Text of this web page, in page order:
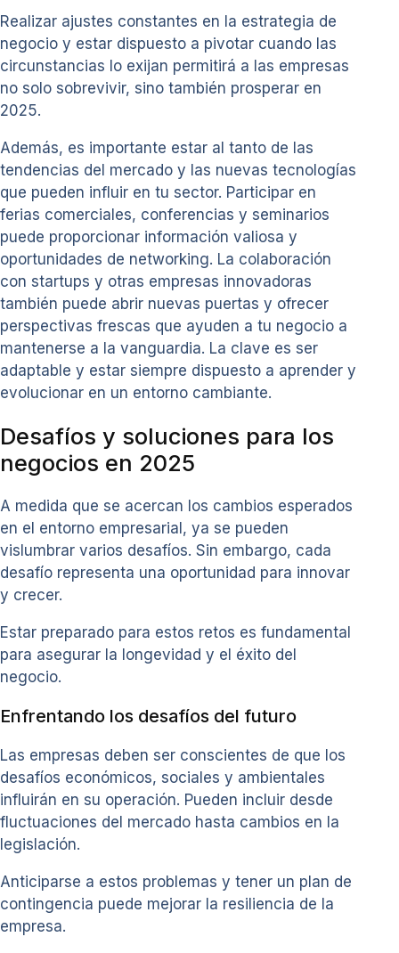
Realizar ajustes constantes en la estrategia de
negocio y estar dispuesto a pivotar cuando las
circunstancias lo exijan permitirá a las empresas
no solo sobrevivir, sino también prosperar en
2025.
Además, es importante estar al tanto de las
tendencias del mercado y las nuevas tecnologías
que pueden influir en tu sector. Participar en
ferias comerciales, conferencias y seminarios
puede proporcionar información valiosa y
oportunidades de networking. La colaboración
con startups y otras empresas innovadoras
también puede abrir nuevas puertas y ofrecer
perspectivas frescas que ayuden a tu negocio a
mantenerse a la vanguardia. La clave es ser
adaptable y estar siempre dispuesto a aprender y
evolucionar en un entorno cambiante.
Desafíos y soluciones para los
negocios en 2025
A medida que se acercan los cambios esperados
en el entorno empresarial, ya se pueden
vislumbrar varios desafíos. Sin embargo, cada
desafío representa una oportunidad para innovar
y crecer.
Estar preparado para estos retos es fundamental
para asegurar la longevidad y el éxito del
negocio.
Enfrentando los desafíos del futuro
Las empresas deben ser conscientes de que los
desafíos económicos, sociales y ambientales
influirán en su operación. Pueden incluir desde
fluctuaciones del mercado hasta cambios en la
legislación.
Anticiparse a estos problemas y tener un plan de
contingencia puede mejorar la resiliencia de la
empresa.